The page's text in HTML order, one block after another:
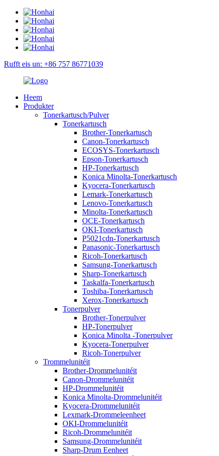
Rufft eis un: +86 757 86771039
Heem
Produkter
Tonerkartusch/Pulver
Tonerkartusch
Brother-Tonerkartusch
Canon-Tonerkartusch
ECOSYS-Tonerkartusch
Epson-Tonerkartusch
HP-Tonerkartusch
Konica Minolta-Tonerkartusch
Kyocera-Tonerkartusch
Lemark-Tonerkartusch
Lenovo-Tonerkartusch
Minolta-Tonerkartusch
OCE-Tonerkartusch
OKI-Tonerkartusch
P5021cdn-Tonerkartusch
Panasonic-Tonerkartusch
Ricoh-Tonerkartusch
Samsung-Tonerkartusch
Sharp-Tonerkartusch
Taskalfa-Tonerkartusch
Toshiba-Tonerkartusch
Xerox-Tonerkartusch
Tonerpulver
Brother-Tonerpulver
HP-Tonerpulver
Konica Minolta -Tonerpulver
Kyocera-Tonerpulver
Ricoh-Tonerpulver
Trommelunitéit
Brother-Drommelunitéit
Canon-Drommelunitéit
HP-Drommelunitéit
Konica Minolta-Drommelunitéit
Kyocera-Drommelunitéit
Lexmark-Drommeleenheet
OKI-Drommelunitéit
Ricoh-Drommelunitéit
Samsung-Drommelunitéit
Sharp-Drum Eenheet